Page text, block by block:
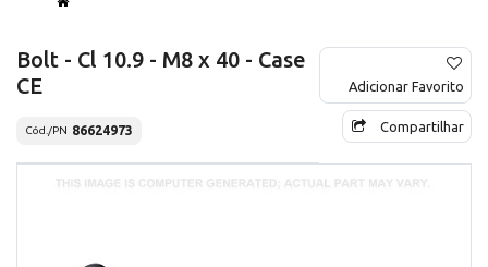
Bolt - Cl 10.9 - M8 x 40 - Case
CE
Cód./PN 86624973
Adicionar Favorito
Compartilhar